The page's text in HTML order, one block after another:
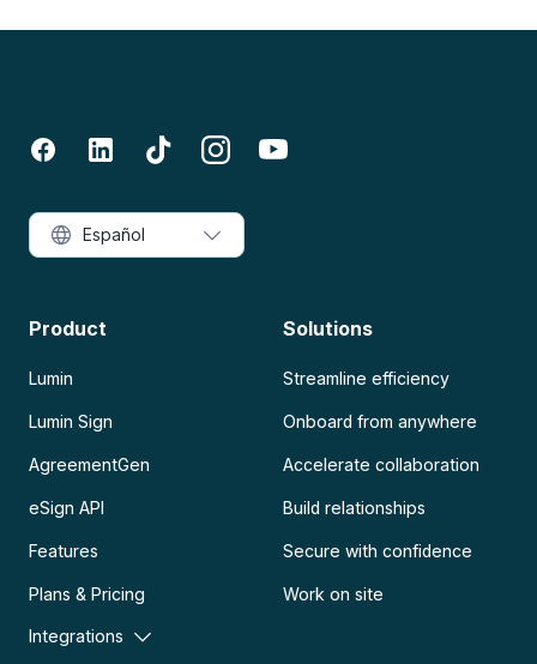
Product
Lumin
Lumin Sign
AgreementGen
eSign API
Features
Plans & Pricing
Integrations
Solutions
Streamline efficiency
Onboard from anywhere
Accelerate collaboration
Build relationships
Secure with confidence
Work on site
Español